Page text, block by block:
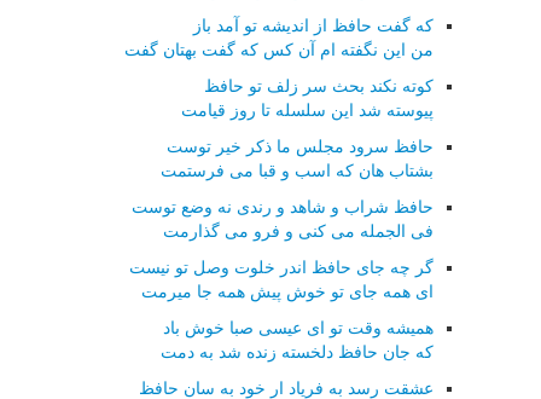
که گفت حافظ از اندیشه تو آمد باز
من این نگفته ام آن کس که گفت بهتان گفت
کوته نکند بحث سر زلف تو حافظ
پیوسته شد این سلسله تا روز قیامت
حافظ سرود مجلس ما ذکر خیر توست
بشتاب هان که اسب و قبا می فرستمت
حافظ شراب و شاهد و رندی نه وضع توست
فی الجمله می کنی و فرو می گذارمت
گر چه جای حافظ اندر خلوت وصل تو نیست
ای همه جای تو خوش پیش همه جا میرمت
همیشه وقت تو ای عیسی صبا خوش باد
که جان حافظ دلخسته زنده شد به دمت
عشقت رسد به فریاد ار خود به سان حافظ